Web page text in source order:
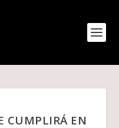
CUMPLIRÁ EN